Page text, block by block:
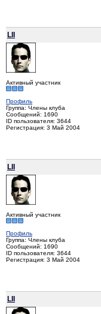
LII
Активный участник
Профиль
Группа: Члены клуба
Сообщений: 1690
ID пользователя: 3644
Регистрация: 3 Май 2004
LII
Активный участник
Профиль
Группа: Члены клуба
Сообщений: 1690
ID пользователя: 3644
Регистрация: 3 Май 2004
LII